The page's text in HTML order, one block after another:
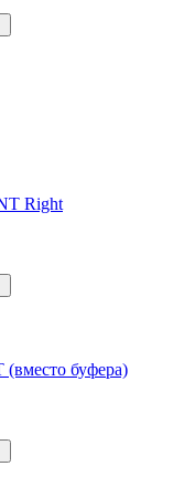
Right
буфера)